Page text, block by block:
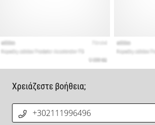
Χρειάζεστε βοήθεια;
+302111996496